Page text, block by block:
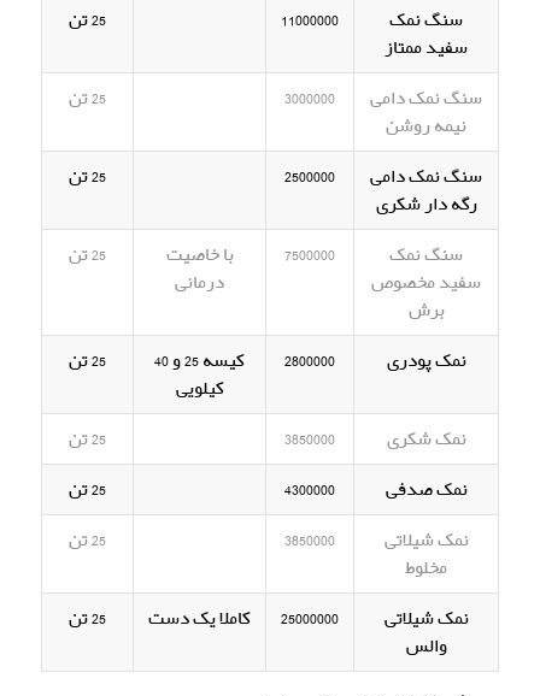
سنگ نمک
سفید ممتاز
11000000 25 تن
سنگ نمک دامی
نیمه روشن
3000000 25 تن
سنگ نمک دامی
رگه دار شکری
2500000 25 تن
سنگ نمک
سفید مخصوص
برش
7500000
با خاصیت
درمانی
25 تن
نمک پودری 2800000
کیسه 25 و 40
کیلویی
25 تن
نمک شکری 3850000
25 تن
نمک صدفی
4300000
25 تن
نمک شیلاتی
مخلوط
3850000 25 تن
نمک شیلاتی
والس
25000000 کاملا یک دست 25 تن